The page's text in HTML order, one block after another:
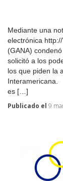
Mediante una
electrónica
(GANA)
solicitó a los
los que piden la
Interamericana.
es […]
Publicado el 9